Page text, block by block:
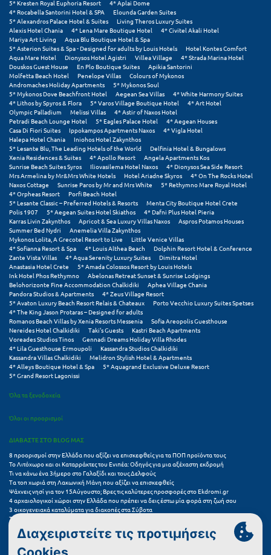
Σαμοθράκη
Σάμος
Σαντορίνη
Σέριφος
Σέρρες
Σιθωνία
Σίκινος
Σίφνος
Σκαφιδιά Ηλείας
Σκιάθος
Σκόπελος
Σκύρος
Σούνιο
Σπάρτη
Σπέτσες
Σποράδες
Σχοινούσα
Τ
Τζουμέρκα
Τήνος
5* Kresten Royal Euphoria Resort
4* Aplai Dome
4* Rocabella Santorini Hotel & SPA
Elounda Garden Suites
5* Alexandros Palace Hotel & Suites
Living Theros Luxury Suites
Alexis Hotel Chania
4* Lena Mare Boutique Hotel
4* Civitel Akali Hotel
Mariya Art Living
Aqua Blu Boutique Hotel & Spa
5* Asterion Suites & Spa - Designed for adults by Louis Hotels
Hotel Kontes Comfort
Aqua Mare Hotel
Dionysos Hotel Agistri Villea Village
4* Strada Marina Hotel
Douskos Guest House
En Plo Boutique Suites
Apikia Santorini
Molfetta Beach Hotel
Penelope Villas
Colours of Mykonos
Andromaches Holiday Apartments
5* Mykonos Soul
5* Mykonos Dove Beachfront Hotel
Aegean Sea Villas
4* White Harmony Suites
4* Lithos by Spyros & Flora
5* Varos Village Boutique Hotel
4* Art Hotel
Olympic Palladium
Melissi Villas
4* Astir of Naxos Hotel
Petradi Beach Lounge Hotel
5* Eagles Palace Hotel
4* Aegean Houses
Casa Di Fiori Suites
Ippokampos Apartments Naxos
4* Vigla Hotel
Halepa Hotel Chania
Iniohos Hotel Zakynthos
5* Lesante Blu, The Leading Hotels of the World
Delfinia Hotel & Bungalows
Xenia Residences & Suites
4* Apollo Resort
Angela Apartments Kos
Sunrise Beach Suites Syros
Iliovasilema Hotel Naxos
4* Dionysos Sea Side Resort
Mrs Armelina by Mr&Mrs White Hotels
Hotel Ariadne Skyros
4* On The Rocks Hotel
Naxos Cottage
Sunrise Paros by Mr and Mrs White
5* Rethymno Mare Royal Hotel
4* Orpheas Resort
Porfi Beach Hotel
5* Lesante Classic – Preferred Hotels & Resorts
Menta City Boutique Hotel Crete
Polis 1907
5* Aegean Suites Hotel Skiathos
4* Dafni Plus Hotel Pieria
Karras Livin Zakynthos
Apricot & Sea Luxury Villas Naxos
Aspros Potamos Houses
Summer Bed Nydri
Anemelia Villa Zakynthos
Mykonos Lolita, A Grecotel Resort to Live
Little Venice Villas
4* Sofianna Resort & Spa
4* Louis Althea Beach
Dolphin Resort Hotel & Conference
Zante Vista Villas
4* Aqua Serenity Luxury Suites
Dimitra Hotel
Anastasia Hotel Crete
5* Amada Colossos Resort by Louis Hotels
Ink Hotel Phos Rethymno
Abelonas Retreat Sunset & Sunrise Lodgings
Belohorizonte Fine Accommodation Chalkidiki
Aphea Village Chania
Pandora Studios & Apartments
4* Zeus Village Resort
5* Avaton Luxury Beach Resort Relais & Chateaux
Porto Vecchio Luxury Suites Spetses
4* The King Jason Protaras – Designed for adults
Romanos Beach Villas by Xenia Resorts Messenia
Sofia Areopolis Guesthouse
Nereides Hotel Chalkidiki
Taki's Guests
Kastri Beach Apartments
Voreades Studios Tinos
Gennadi Dreams Holiday Villa Rhodes
4* Lila Guesthouse Ermoupoli
Kassandra Studios Chalkidiki
Kassandra Villas Chalkidiki
Melidron Stylish Hotel & Apartments
4* Alleys Boutique Hotel & Spa
5* Aquagrand Exclusive Deluxe Resort
5* Grand Resort Lagonissi
Όλα τα ξενοδοχεία
Όλοι οι προορισμοί
ΔΙΑΒΑΣΤΕ ΣΤΟ BLOG ΜΑΣ
8 προορισμοί στην Ελλάδα που αξίζει να επισκεφθείς για τα ΠΟΠ προϊόντα τους
Το Λιτόχωρο και οι Καταρράκτες του Ενιπέα: Οδηγός για μια αξέχαστη εκδρομή
Τι να κάνω ένα 3ήμερο στο Γαλαξίδι και τους Δελφούς
Τα τοπ χωριά στη Λακωνική Μάνη που αξίζει να επισκεφθείς
Ψάχνεις νησί για τον 15Αύγουστο; Βρες τις καλύτερες προσφορές στο Ekdromi.gr
4 αρχαιολογικοί χώροι στην Ελλάδα που πρέπει να δεις έστω μία φορά στη ζωή σου
3 οικογενειακά καταλύματα για διακοπές στα Σύβοτα
Τα 11 καλύτερα καλοκαιρινά resorts στην Ελλάδα
7 μικρά ελληνικά νησιά για αξέχαστες καλοκαιρινές διακοπές
5+1 ινσταγκραμικές παραλίες στην Ελλάδα που αξίζουν μια θέση στο feed σου